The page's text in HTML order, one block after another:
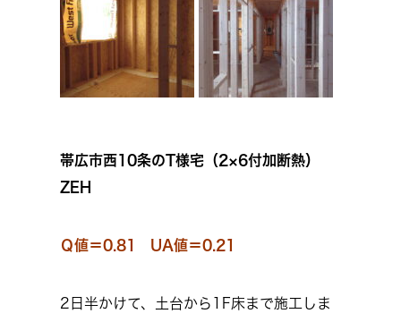
帯広市西10条のT様宅（2×6付加断熱）
ZEH
Ｑ値＝0.81 UA値＝0.21
2日半かけて、土台から1F床まで施工しま